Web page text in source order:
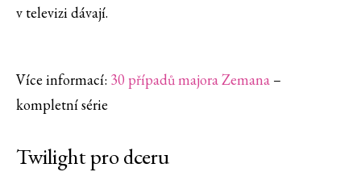
v televizi dávají.
Více informací: 30 případů majora Zemana –
kompletní série
Twilight pro dceru